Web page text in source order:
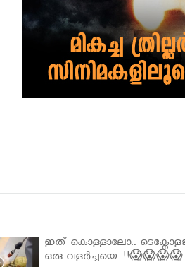
ഇത് കൊള്ളാലോ..
ഒരു വളർച്ചയെ..!!😱😱😱😱